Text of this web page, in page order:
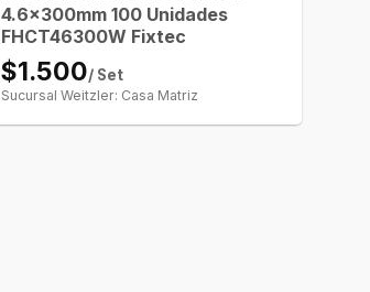
4.6x300mm 100 Unidades
FHCT46300W Fixtec
$1.500/ Set
Sucursal Weitzler: Casa Matriz